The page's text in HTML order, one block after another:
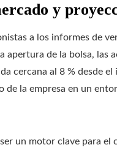
y
a los informes de
apertura de la bolsa, las
cercana al 8 % desde
de la empresa en un
un motor clave para el